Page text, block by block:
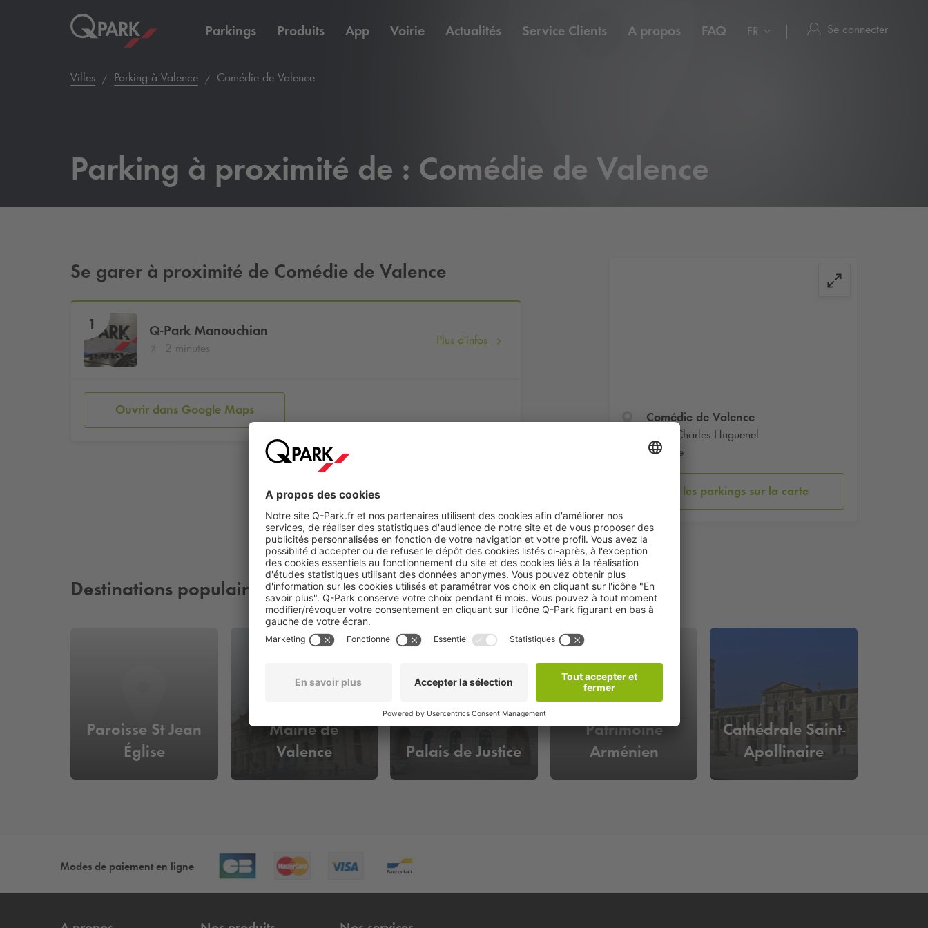
Parkings Produits App Voirie Actualités Service Clients A propos FAQ FR Se connecter
Villes Parking à Valence Comédie de Valence
Parking à proximité de : Comédie de Valence
Comédie de Valence
Place Charles Huguenel
Valence
Voir les parkings sur la carte
Se garer à proximité de Comédie de Valence
1 Q-Park Manouchian
2 minutes
Plus d'infos
Ouvrir dans Google Maps
Destinations populaires à proximité
Paroisse St Jean
Église
Mairie de
Valence
Palais de Justice
Centre du
Patrimoine
Arménien
Cathédrale Saint-
Apollinaire
Modes de paiement en ligne